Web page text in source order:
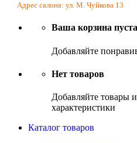
Адрес салона: ул. М. Чуйкова 13
Ваша корзина пуста
Добавляйте
Нет товаров
Добавляйте товары
характеристики
Каталог товаров